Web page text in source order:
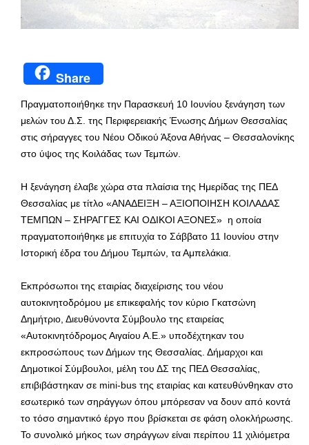
Share
Πραγματοποιήθηκε την Παρασκευή 10 Ιουνίου ξενάγηση των
μελών του Δ.Σ. της Περιφερειακής Ένωσης Δήμων Θεσσαλίας
στις σήραγγες του Νέου Οδικού Άξονα Αθήνας – Θεσσαλονίκης
στο ύψος της Κοιλάδας των Τεμπών.
Η ξενάγηση έλαβε χώρα στα πλαίσια της Ημερίδας της ΠΕΔ
Θεσσαλίας με τίτλο «ΑΝΑΔΕΙΞΗ – ΑΞΙΟΠΟΙΗΣΗ ΚΟΙΛΑΔΑΣ
ΤΕΜΠΩΝ – ΣΗΡΑΓΓΕΣ ΚΑΙ ΟΔΙΚΟΙ ΑΞΟΝΕΣ» η οποία
πραγματοποιήθηκε με επιτυχία το Σάββατο 11 Ιουνίου στην
Ιστορική έδρα του Δήμου Τεμπών, τα Αμπελάκια.
Εκπρόσωποι της εταιρίας διαχείρισης του νέου
αυτοκινητοδρόμου με επικεφαλής τον κύριο Γκατσώνη
Δημήτριο, Διευθύνοντα Σύμβουλο της εταιρείας
«Αυτοκινητόδρομος Αιγαίου Α.Ε.» υποδέχτηκαν του
εκπροσώπους των Δήμων της Θεσσαλίας. Δήμαρχοι και
Δημοτικοί Σύμβουλοι, μέλη του ΔΣ της ΠΕΔ Θεσσαλίας,
επιβιβάστηκαν σε mini-bus της εταιρίας και κατευθύνθηκαν στο
εσωτερικό των σηράγγων όπου μπόρεσαν να δουν από κοντά
το τόσο σημαντικό έργο που βρίσκεται σε φάση ολοκλήρωσης.
Το συνολικό μήκος των σηράγγων είναι περίπου 11 χιλιόμετρα